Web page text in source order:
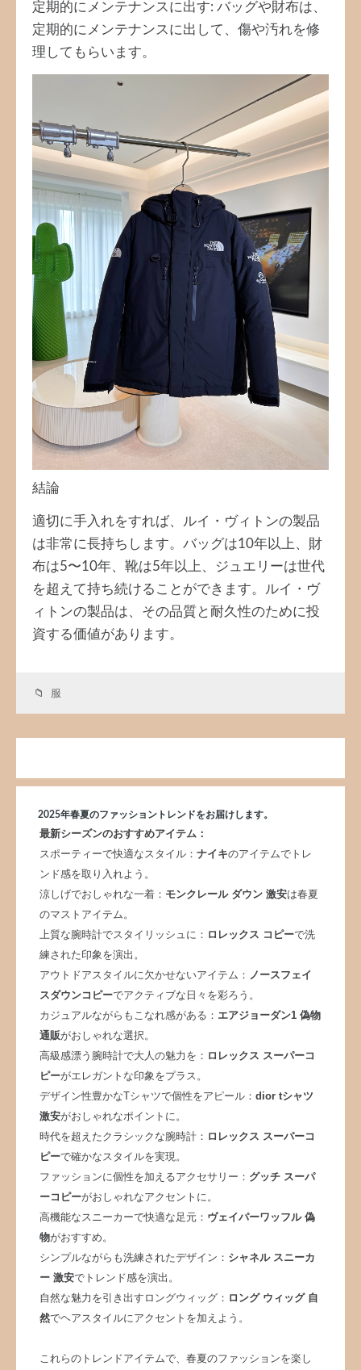
定期的にメンテナンスに出す: バッグや財布は、
定期的にメンテナンスに出して、傷や汚れを修
理してもらいます。
結論
適切に手入れをすれば、ルイ・ヴィトンの製品
は非常に長持ちします。バッグは10年以上、財
布は5〜10年、靴は5年以上、ジュエリーは世代
を超えて持ち続けることができます。ルイ・ヴ
ィトンの製品は、その品質と耐久性のために投
資する価値があります。
服
2025年春夏のファッショントレンドをお届けします。
最新シーズンのおすすめアイテム：
スポーティーで快適なスタイル： ナイキのアイテムでトレ
ンド感を取り入れよう。
涼しげでおしゃれな一着： モンクレール ダウン 激安は春夏
のマストアイテム。
上質な腕時計でスタイリッシュに： ロレックス コピーで洗
練された印象を演出。
アウトドアスタイルに欠かせないアイテム： ノースフェイ
スダウンコピーでアクティブな日々を彩ろう。
カジュアルながらもこなれ感がある： エアジョーダン1 偽物
通販がおしゃれな選択。
高級感漂う腕時計で大人の魅力を： ロレックス スーパーコ
ピーがエレガントな印象をプラス。
デザイン性豊かなTシャツで個性をアピール： dior tシャツ
激安がおしゃれなポイントに。
時代を超えたクラシックな腕時計： ロレックス スーパーコ
ピーで確かなスタイルを実現。
ファッションに個性を加えるアクセサリー： グッチ スーパ
ーコピーがおしゃれなアクセントに。
高機能なスニーカーで快適な足元： ヴェイパーワッフル 偽
物がおすすめ。
シンプルながらも洗練されたデザイン： シャネル スニーカ
ー 激安でトレンド感を演出。
自然な魅力を引き出すロングウィッグ： ロング ウィッグ 自
然でヘアスタイルにアクセントを加えよう。
これらのトレンドアイテムで、春夏のファッションを楽し